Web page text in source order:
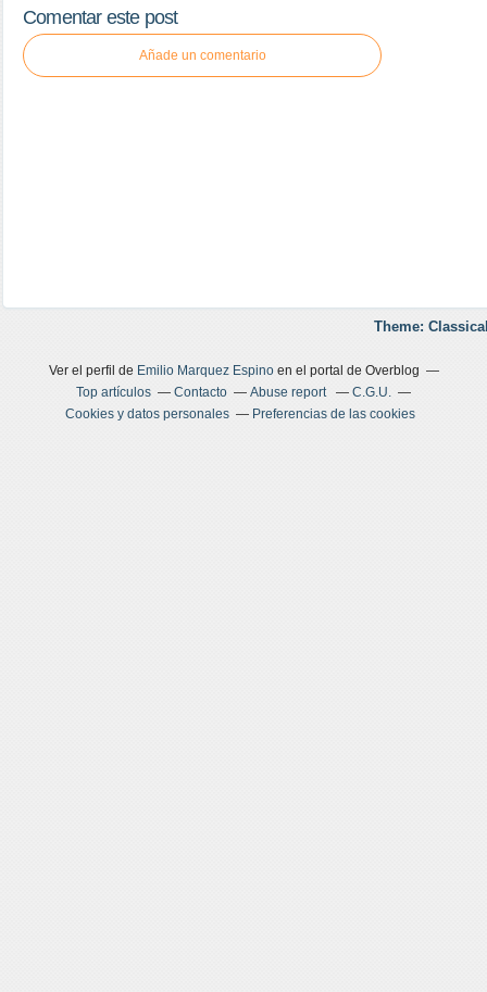
Comentar este post
Añade un comentario
Theme:
Ver el perfil de Emilio Marquez Espinoen el portal de Overblog
Top artículos
Contacto Abuse report
C.G.U.
Cookies y datos personales
Preferencias de las cookies